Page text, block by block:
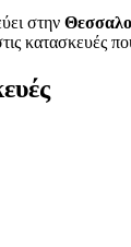
στην
κατασκευές